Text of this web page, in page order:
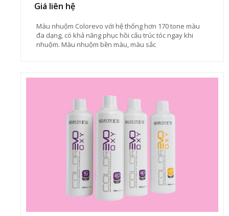
Giá liên hệ
Màu nhuộm Colorevo với hệ thống hơn 170 tone màu
đa dạng, có khả năng phục hồi cấu trúc tóc ngay khi
nhuộm. Màu nhuộm bền màu, màu sắc